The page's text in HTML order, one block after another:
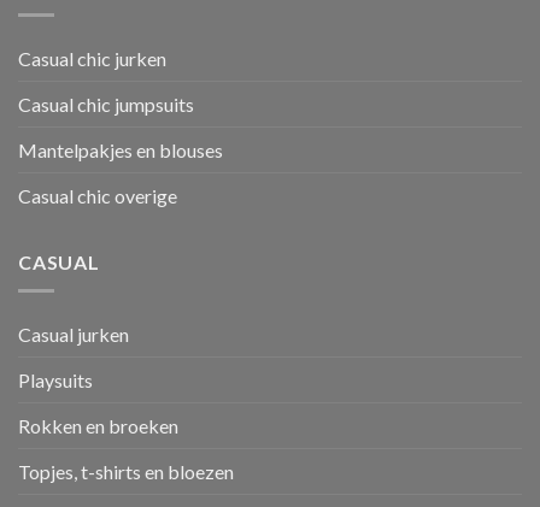
Casual chic jurken
Casual chic jumpsuits
Mantelpakjes en blouses
Casual chic overige
CASUAL
Casual jurken
Playsuits
Rokken en broeken
Topjes, t-shirts en bloezen